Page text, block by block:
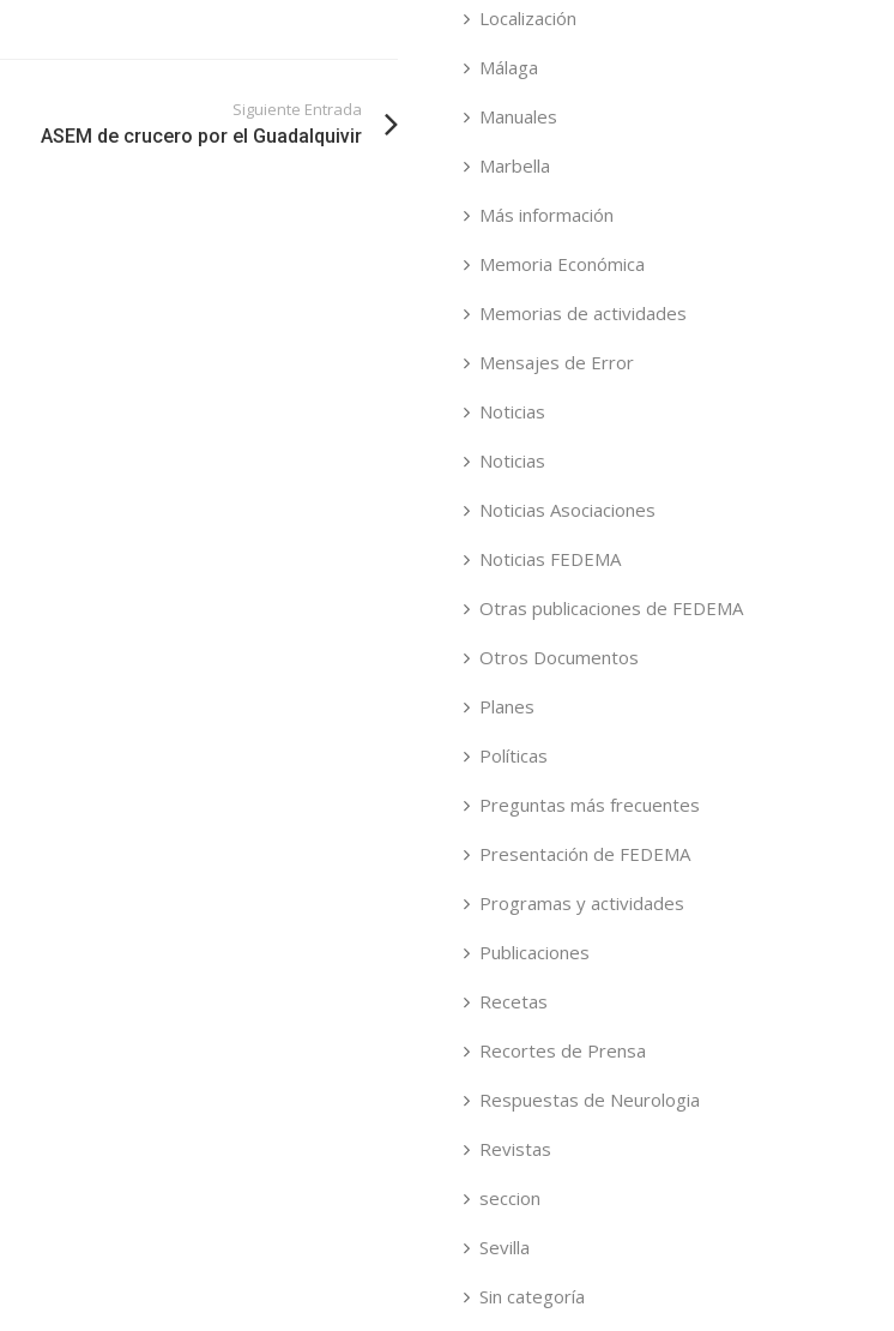
Siguiente Entrada
ASEM de crucero por el Guadalquivir
Localización
Málaga
Manuales
Marbella
Más información
Memoria Económica
Memorias de actividades
Mensajes de Error
Noticias
Noticias
Noticias Asociaciones
Noticias FEDEMA
Otras publicaciones de FEDEMA
Otros Documentos
Planes
Políticas
Preguntas más frecuentes
Presentación de FEDEMA
Programas y actividades
Publicaciones
Recetas
Recortes de Prensa
Respuestas de Neurologia
Revistas
seccion
Sevilla
Sin categoría